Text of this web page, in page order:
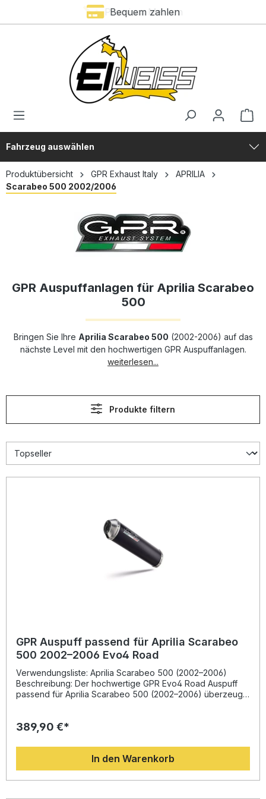
Premium Marken
Bequem zahlen
Fahrzeug auswählen
Produktübersicht GPR Exhaust Italy
APRILIA
Scarabeo 500 2002/2006
GPR Auspuffanlagen für Aprilia Scarabeo
500
Bringen Sie Ihre Aprilia Scarabeo 500 (2002-2006) auf das
nächste Level mit den hochwertigen GPR Auspuffanlagen.
weiterlesen...
Produkte filtern
GPR Auspuff passend für Aprilia Scarabeo
500 2002–2006 Evo4 Road
Verwendungsliste: Aprilia Scarabeo 500 (2002–2006)
Beschreibung: Der hochwertige GPR Evo4 Road Auspuff
passend für Aprilia Scarabeo 500 (2002–2006) überzeugt
zur Serienanlage. Entwickelt auf Basis jahrzehntelanger
homologierte Schalldämpfer ein exzellentes Preis-
Leistungs-Verhältnis. Das System ist aus hochwertigen
Materialien gefertigt, sorgt für einen tiefen, satten Sound
und unterstreicht den sportlichen Look Ihres Rollers. Dank
389,90 €*
In den Warenkorb